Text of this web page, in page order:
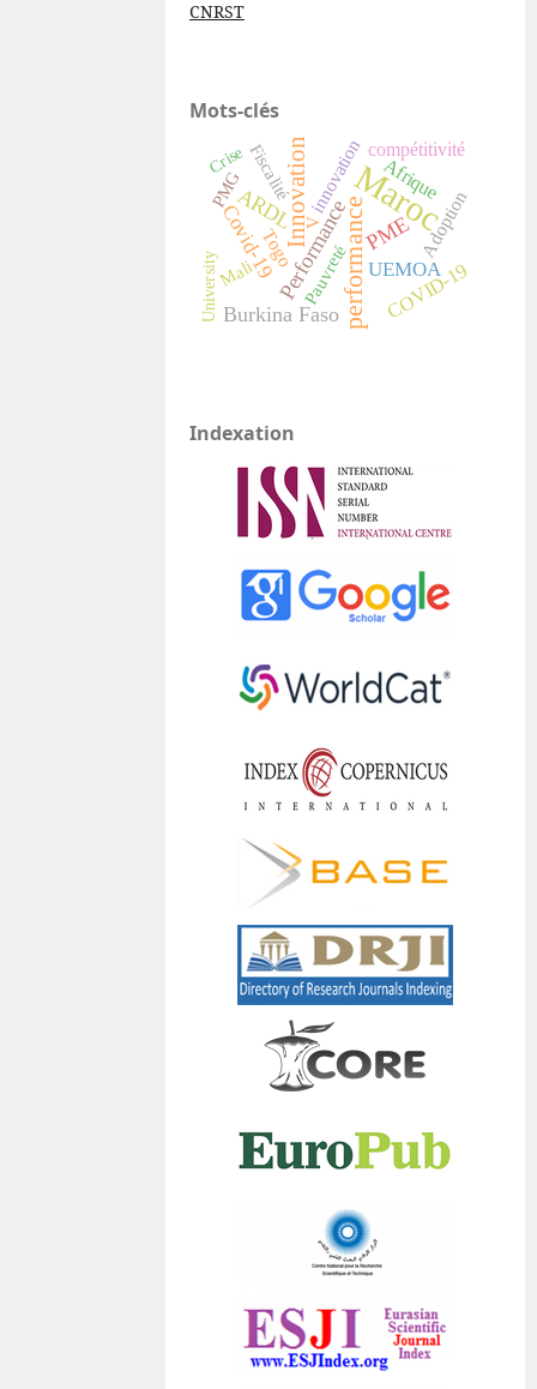
CNRST
Mots-clés
Maroc
performance
Innovation
Performance
Burkina Faso
ARDL PME
Covid-19 UEMOA
Afrique
compétitivité
COVID-19
Adoption
innovation
TogoPauvreté
Fiscalité
V
Mali
PMG
University
Crise
Indexation